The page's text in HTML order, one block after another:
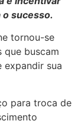
sucesso.
tornou-se
que buscam
expandir sua
para troca de